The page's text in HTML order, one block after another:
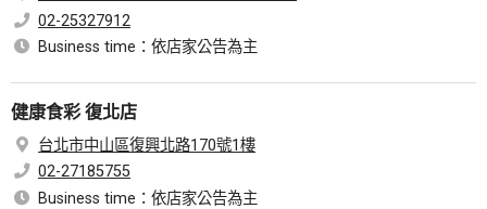
02-25327912
Business time：依店家公告為主
健康食彩 復北店
台北市中山區復興北路170號1樓
02-27185755
Business time：依店家公告為主